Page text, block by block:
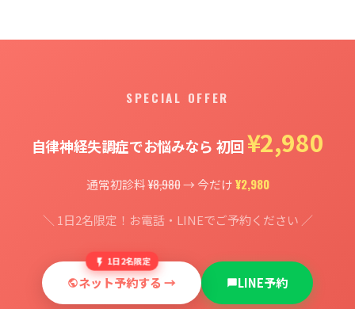
SPECIAL OFFER
自律神経失調症でお悩みなら 初回¥2,980
通常初診料¥8,980→ 今だけ¥2,980
＼ 1日2名限定！お電話・LINEでご予約ください ／
1日2名限定
ネット予約する → LINE予約